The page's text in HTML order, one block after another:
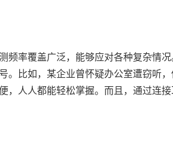
频率覆盖广泛，能够应对各种复杂情
。比如，某企业曾怀疑办公室遭窃听
，人人都能轻松掌握。而且，通过连